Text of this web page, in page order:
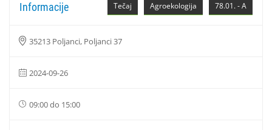
78.01. - A
Agroekologija
Tečaj
Informacije
35213 Poljanci, Poljanci 37
2024-09-26
09:00 do 15:00